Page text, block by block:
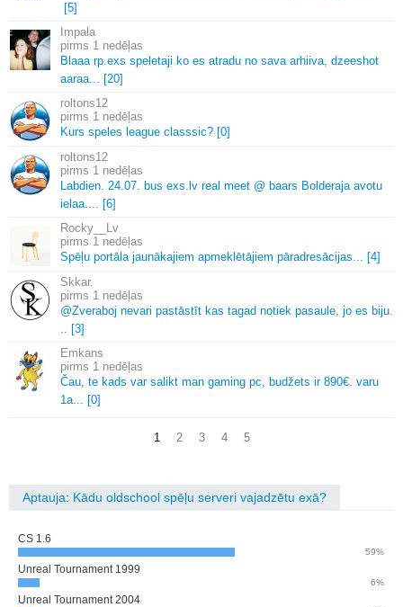
[5]
Impala
1 nedēļas
Blaaa rp.exs speletaji ko es atradu no sava arhiiva, dzeeshot
aaraa... [20]
roltons12
1 nedēļas
Kurs speles league classsic? [0]
roltons12
1 nedēļas
Labdien. 24.07. bus exs. lv real meet @ baars Bolderaja avotu
ielaa.... [6]
Rocky__Lv
1 nedēļas
Spēļu portāla jaunākajiem apmeklētājiem pāradresācijas... [4]
Skkar.
1 nedēļas
@Zveraboj nevari pastāstīt kas tagad notiek pasaule, jo es biju.
.. [3]
Emkans
1 nedēļas
Čau, te kads var salikt man gaming pc, budžets ir 890€. varu
1a... [0]
1 2 3 4 5
Aptauja: Kādu oldschool spēļu serveri vajadzētu exā?
CS 1.6
59%
Unreal Tournament 1999
6%
Unreal Tournament 2004